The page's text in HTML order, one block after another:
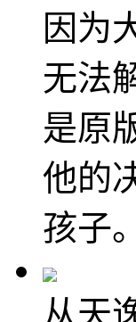
因为
无法
是原
他的
孩子。
从天